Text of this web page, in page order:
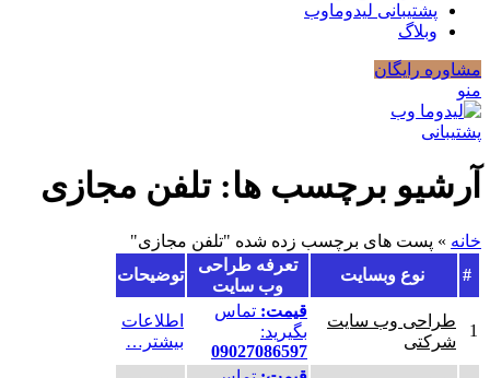
پشتیبانی لیدوماوب
وبلاگ
مشاوره رایگان
منو
پشتیبانی
آرشیو برچسب ها: تلفن مجازی
خانه » پست های برچسب زده شده "تلفن مجازی"
#
نوع وبسایت
تعرفه طراحی
وب سایت
توضیحات
1
طراحی وب سایت
شرکتی
قیمت: تماس
بگیرید:
09027086597
اطلاعات
بیشتر…